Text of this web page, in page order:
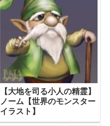
【大地を司る小人の精霊】
ノーム【世界のモンスター
イラスト】